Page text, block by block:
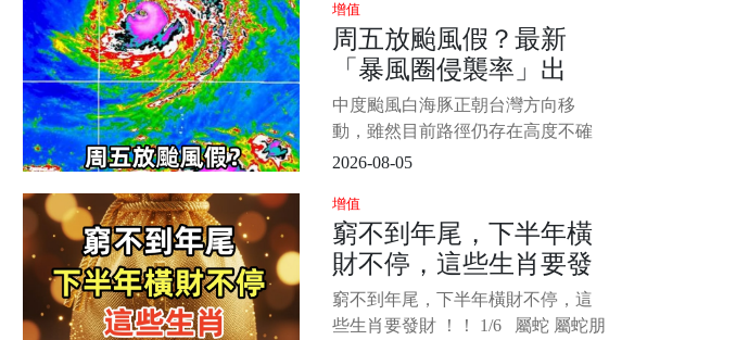
路上突然冒出一份說得極細的“遺囑
內容”，其中最扎眼的說法，是大部
分資產留給了兩位長孫，剩下一部
分由謝霆鋒和謝婷婷分配
增值
周五放颱風假？最新
「暴風圈侵襲率」出
爐 北北基桃最高
中度颱風白海豚正朝台灣方向移
動，雖然目前路徑仍存在高度不確
定性，但北轉的幅度將直接決定對
區將面臨最直接的威脅，民眾最關
心的週五（7日）颱風假問題，氣象
署已發布最新暴風圈侵襲機率供參
考。 圖片來源：中央氣象局 1/4 根
據
2026-08-05
增值
窮不到年尾，下半年橫
財不停，這些生肖要發
財 ！！
窮不到年尾，下半年橫財不停，這
些生肖要發財 ！！ 1/6 屬蛇 屬蛇朋